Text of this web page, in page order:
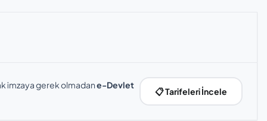
imzaya gerek olmadane-Devlet
📋 Tarifeleri İncele